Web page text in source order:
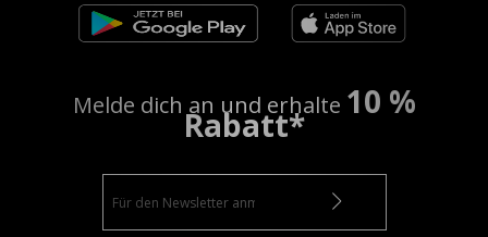
Melde dich an und erhalte 10 %
Rabatt*